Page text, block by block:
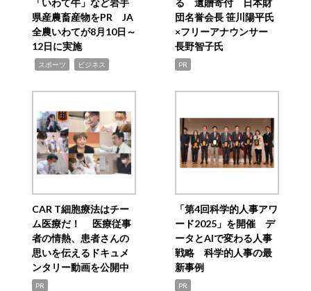
「いわて牛」など岩手
県産農畜産物をPR JA
全農いわてが8月10日～
12日に実施
スポーツ ビジネス
る 遺贈寄付 日本財
団名誉会長 笹川陽平氏
×フリーアナウンサー
長野智子氏
PR
CAR T細胞療法はチー
ム医療だ！ 医療従事
者の情熱、患者さんの
思いを伝えるドキュメ
ンタリー動画を公開中
PR
「第4回科学的人事アワ
ード2025」を開催 デ
ータとAIで変わる人事
戦略 科学的人事の最
新事例
PR